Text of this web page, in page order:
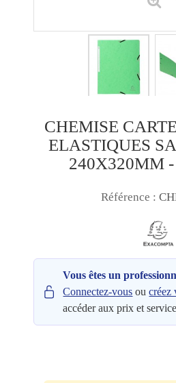
CHEMISE
ELASTIQUES
240X320MM
Référence :
Vous êtes un
Connectez-vous oucréez
accéder aux prix et